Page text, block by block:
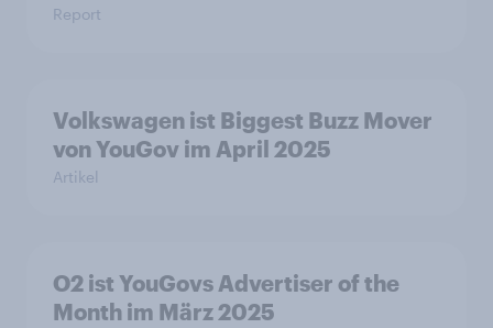
Report
Volkswagen ist Biggest Buzz Mover
von YouGov im April 2025
Artikel
O2 ist YouGovs Advertiser of the
Month im März 2025